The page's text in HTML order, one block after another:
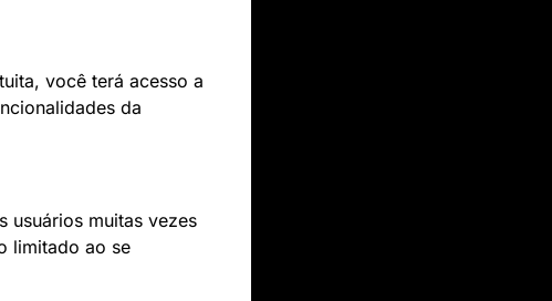
você terá acesso a
da
usuários muitas vezes
limitado ao se